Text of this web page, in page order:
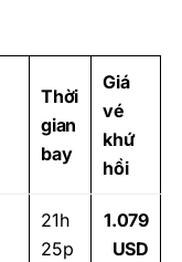
Thời
gian
bay
Giá
vé
khứ
hồi
21h
25p
1.079
USD